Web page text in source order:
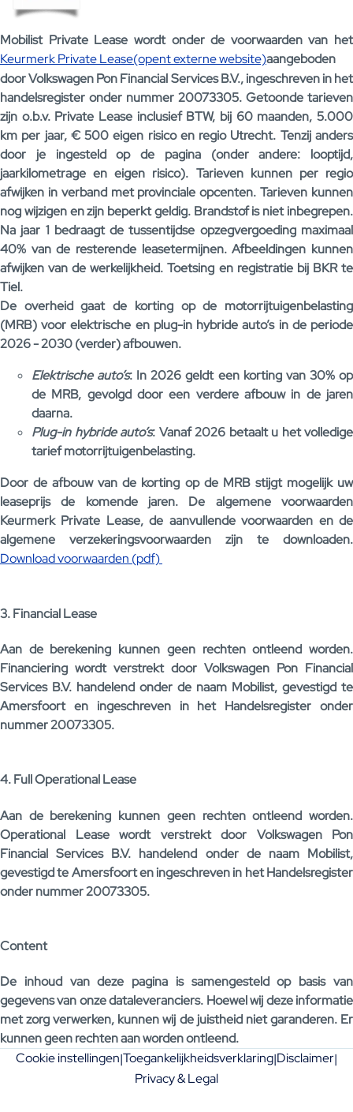
Mobilist Private Lease wordt onder de voorwaarden van het
Keurmerk Private Lease(opent externe website)aangeboden
door Volkswagen Pon Financial Services B.V., ingeschreven in het
handelsregister onder nummer 20073305. Getoonde tarieven
zijn o.b.v. Private Lease inclusief BTW, bij 60 maanden, 5.000
km per jaar, € 500 eigen risico en regio Utrecht. Tenzij anders
door je ingesteld op de pagina (onder andere: looptijd,
jaarkilometrage en eigen risico). Tarieven kunnen per regio
afwijken in verband met provinciale opcenten. Tarieven kunnen
nog wijzigen en zijn beperkt geldig. Brandstof is niet inbegrepen.
Na jaar 1 bedraagt de tussentijdse opzegvergoeding maximaal
40% van de resterende leasetermijnen. Afbeeldingen kunnen
afwijken van de werkelijkheid. Toetsing en registratie bij BKR te
Tiel.
De overheid gaat de korting op de motorrijtuigenbelasting
(MRB) voor elektrische en plug-in hybride auto’s in de periode
2026 - 2030 (verder) afbouwen.
Elektrische auto’s: In 2026 geldt een korting van 30% op
de MRB, gevolgd door een verdere afbouw in de jaren
daarna.
Plug-in hybride auto’s: Vanaf 2026 betaalt u het volledige
tarief motorrijtuigenbelasting.
Door de afbouw van de korting op de MRB stijgt mogelijk uw
leaseprijs de komende jaren. De algemene voorwaarden
Keurmerk Private Lease, de aanvullende voorwaarden en de
algemene verzekeringsvoorwaarden zijn te downloaden.
Download voorwaarden (pdf)
3. Financial Lease
Aan de berekening kunnen geen rechten ontleend worden.
Financiering wordt verstrekt door Volkswagen Pon Financial
Services B.V. handelend onder de naam Mobilist, gevestigd te
Amersfoort en ingeschreven in het Handelsregister onder
nummer 20073305.
4. Full Operational Lease
Aan de berekening kunnen geen rechten ontleend worden.
Operational Lease wordt verstrekt door Volkswagen Pon
Financial Services B.V. handelend onder de naam Mobilist,
gevestigd te Amersfoort en ingeschreven in het Handelsregister
onder nummer 20073305.
Content
De inhoud van deze pagina is samengesteld op basis van
gegevens van onze dataleveranciers. Hoewel wij deze informatie
met zorg verwerken, kunnen wij de juistheid niet garanderen. Er
kunnen geen rechten aan worden ontleend.
Cookie instellingen|Toegankelijkheidsverklaring|Disclaimer|
Privacy & Legal